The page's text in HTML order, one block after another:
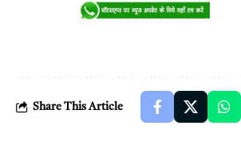
Share This Article